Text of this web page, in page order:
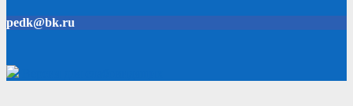
pedk@bk.ru